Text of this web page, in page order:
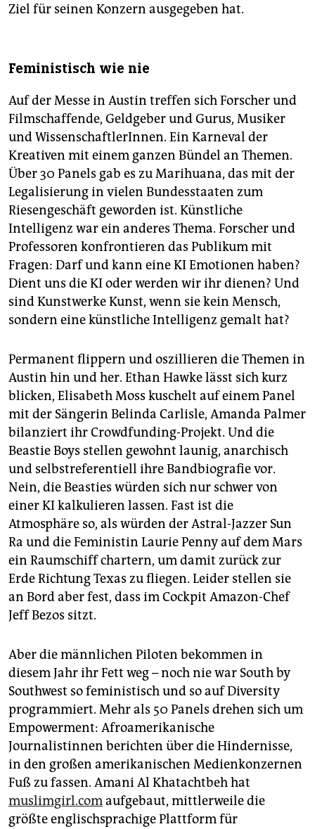
Ziel für seinen Konzern ausgegeben hat.
Feministisch wie nie
Auf der Messe in Austin treffen sich Forscher und
Filmschaffende, Geldgeber und Gurus, Musiker
und WissenschaftlerInnen. Ein Karneval der
Kreativen mit einem ganzen Bündel an Themen.
Über 30 Panels gab es zu Marihuana, das mit der
Legalisierung in vielen Bundesstaaten zum
Riesengeschäft geworden ist. Künstliche
Intelligenz war ein anderes Thema. Forscher und
Professoren konfrontieren das Publikum mit
Fragen: Darf und kann eine KI Emotionen haben?
Dient uns die KI oder werden wir ihr dienen? Und
sind Kunstwerke Kunst, wenn sie kein Mensch,
sondern eine künstliche Intelligenz gemalt hat?
Permanent flippern und oszillieren die Themen in
Austin hin und her. Ethan Hawke lässt sich kurz
blicken, Elisabeth Moss kuschelt auf einem Panel
mit der Sängerin Belinda Carlisle, Amanda Palmer
bilanziert ihr Crowdfunding-Projekt. Und die
Beastie Boys stellen gewohnt launig, anarchisch
und selbstreferentiell ihre Bandbiografie vor.
Nein, die Beasties würden sich nur schwer von
einer KI kalkulieren lassen. Fast ist die
Atmosphäre so, als würden der Astral-Jazzer Sun
Ra und die Feministin Laurie Penny auf dem Mars
ein Raumschiff chartern, um damit zurück zur
Erde Richtung Texas zu fliegen. Leider stellen sie
an Bord aber fest, dass im Cockpit Amazon-Chef
Jeff Bezos sitzt.
Aber die männlichen Piloten bekommen in
diesem Jahr ihr Fett weg – noch nie war South by
Southwest so feministisch und so auf Diversity
programmiert. Mehr als 50 Panels drehen sich um
Empowerment: Afroamerikanische
Journalistinnen berichten über die Hindernisse,
in den großen amerikanischen Medienkonzernen
Fuß zu fassen. Amani Al Khatacht­beh hat
muslimgirl.comaufgebaut, mittlerweile die
größte englischsprachige Plattform für